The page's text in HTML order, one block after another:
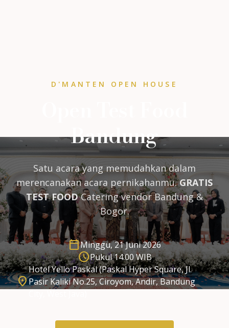
D'MANTEN OPEN HOUSE
Bandung
Satu acara yang memudahkan dalam
merencanakan acara pernikahanmu.GRATIS
TEST FOODCatering vendor Bandung &
Bogor.
calendar_todayMinggu, 21 Juni 2026
schedulePukul 14.00 WIB
location_on
Hotel Yello Paskal (Paskal Hyper Square, Jl.
Pasir Kaliki No.25, Ciroyom, Andir, Bandung